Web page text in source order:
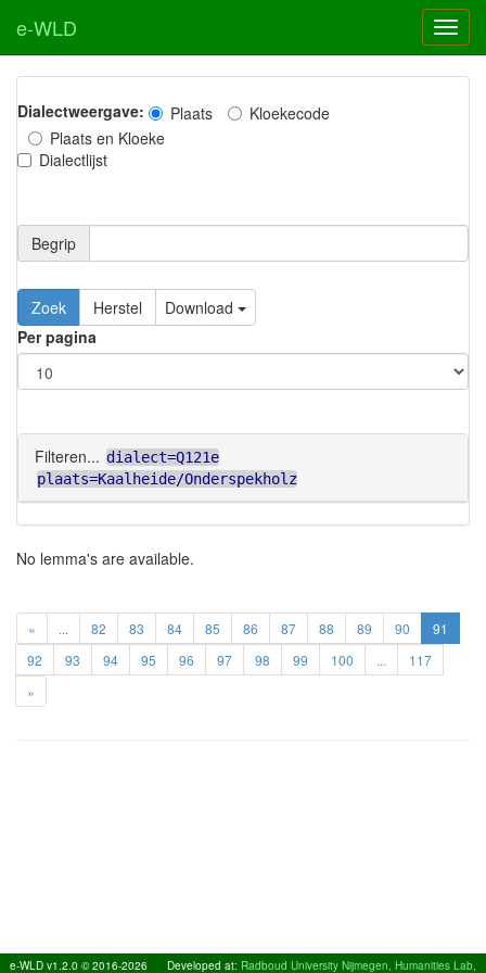
e-WLD
Dialectweergave: Plaats
Kloekecode
Plaats en Kloeke
Dialectlijst
Begrip
Zoek Herstel
Download
Per pagina
Filteren... dialect=Q121e
plaats=Kaalheide/Onderspekholz
No lemma's are available.
« ... 82 83 84 85 86 87 88 89 90
91
92
93 94 95 96 97 98 99 100 ...
117
»
e-WLD v1.2.0 © 2016-2026 Developed at: Radboud University Nijmegen, Humanities Lab,